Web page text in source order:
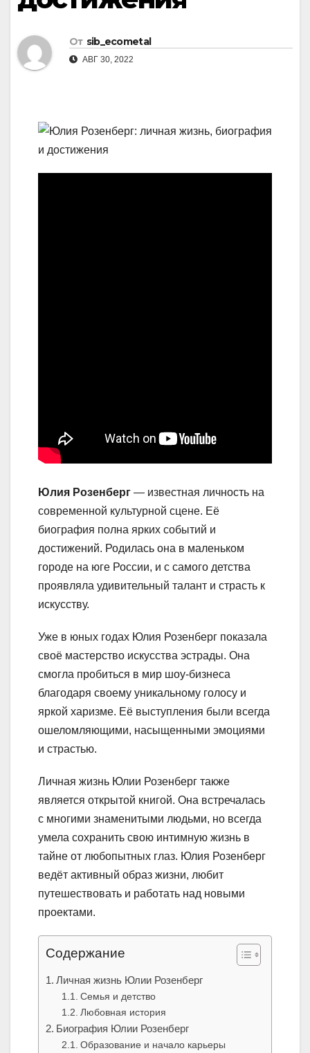
От sib_ecometal
АВГ 30, 2022
Юлия Розенберг — известная личность на
современной культурной сцене. Её
биография полна ярких событий и
достижений. Родилась она в маленьком
городе на юге России, и с самого детства
проявляла удивительный талант и страсть к
искусству.
Уже в юных годах Юлия Розенберг показала
своё мастерство искусства эстрады. Она
смогла пробиться в мир шоу-бизнеса
благодаря своему уникальному голосу и
яркой харизме. Её выступления были всегда
ошеломляющими, насыщенными эмоциями
и страстью.
Личная жизнь Юлии Розенберг также
является открытой книгой. Она встречалась
с многими знаменитыми людьми, но всегда
умела сохранить свою интимную жизнь в
тайне от любопытных глаз. Юлия Розенберг
ведёт активный образ жизни, любит
путешествовать и работать над новыми
проектами.
Содержание
Личная жизнь Юлии Розенберг
Семья и детство
Любовная история
Биография Юлии Розенберг
Образование и начало карьеры